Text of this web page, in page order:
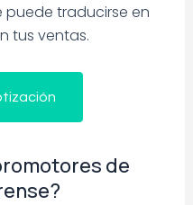
traducirse en
tus ventas.
de